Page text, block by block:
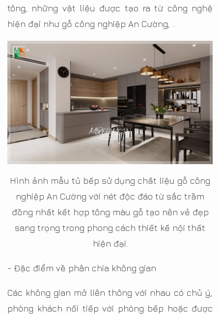
tông, những vật liệu được tạo ra từ công nghệ
hiện đại như gỗ công nghiệp An Cường, ..
Hình ảnh mẫu tủ bếp sử dụng chất liệu gỗ công
nghiệp An Cường với nét độc đáo từ sắc trầm
đồng nhất kết hợp tông màu gỗ tạo nên vẻ đẹp
sang trọng trong phong cách thiết kế nội thất
hiện đại.
- Đặc điểm về phân chia không gian
Các không gian mở liên thông với nhau có chủ ý,
phòng khách nối tiếp với phòng bếp hoặc được